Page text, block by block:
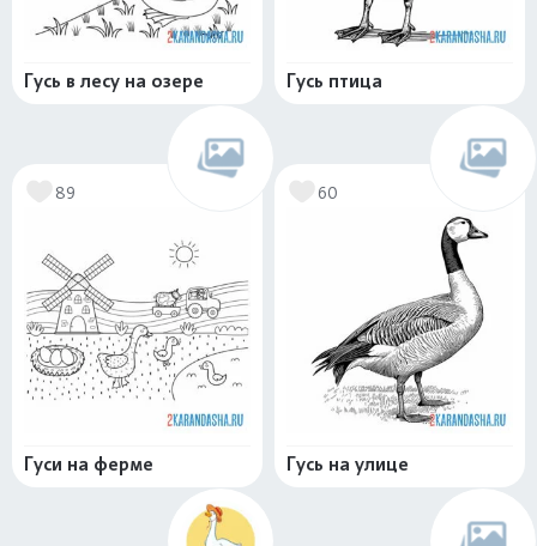
Гусь в лесу на озере Гусь птица
89
Гуси на ферме
60
Гусь на улице